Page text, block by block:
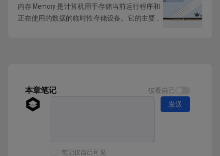
内存 Memory 是计算机用于存储当前运行程序和
正在使用的数据的临时性存储设备。它的主要运
本章笔记 仅看自己
笔记仅自己可见
发送